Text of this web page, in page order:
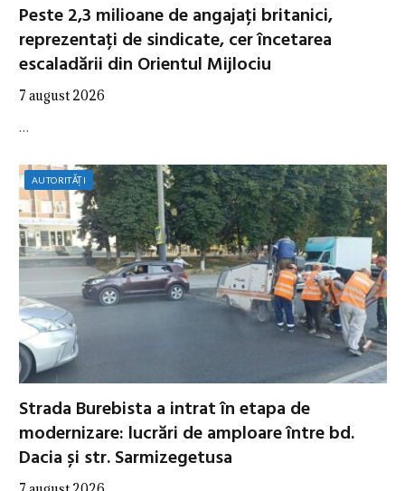
Peste 2,3 milioane de angajați britanici,
reprezentați de sindicate, cer încetarea
escaladării din Orientul Mijlociu
7 august 2026
…
AUTORITĂȚI
Strada Burebista a intrat în etapa de
modernizare: lucrări de amploare între bd.
Dacia și str. Sarmizegetusa